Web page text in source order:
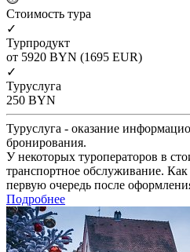
Cтоимость тура
✓
Турпродукт
от 5920 BYN (1695 EUR)
✓
Туруслуга
250 BYN
Туруслуга - оказание
бронирования.
У некоторых туроператоров в
транспортное обслуживание. Как
первую очередь после
Подробнее